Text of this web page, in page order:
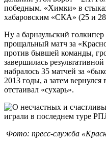
победным. «Химки» в
хабаровским «СКА» (25 и
Ну а барнаульский
прощальный матч за
против бывшей команды,
завершилась
набралось 35 матчей за
2013 годы, а затем
отстаивал «сухарь».
Фото: пресс-служба